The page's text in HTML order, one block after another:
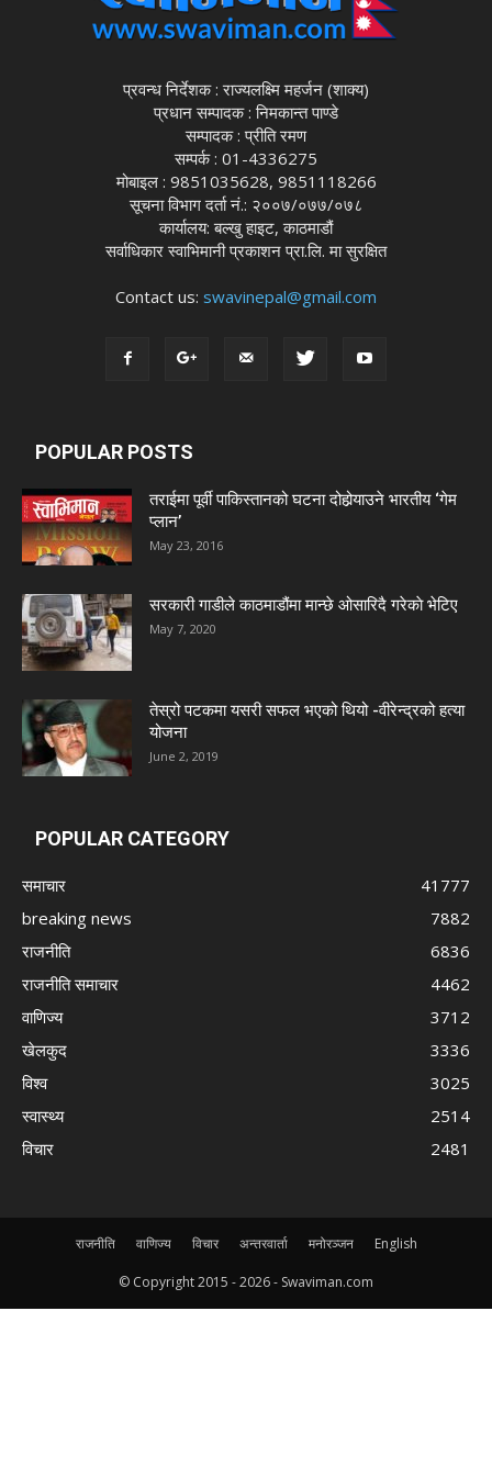
प्रवन्ध निर्देशक : राज्यलक्ष्मि महर्जन (शाक्य)
प्रधान सम्पादक : निमकान्त पाण्डे
सम्पादक : प्रीति रमण
सम्पर्क : 01-4336275
मोबाइल : 9851035628, 9851118266
सूचना विभाग दर्ता नं.: २००७/०७७/०७८
कार्यालय: बल्खु हाइट, काठमाडौं
सर्वाधिकार स्वाभिमानी प्रकाशन प्रा.लि. मा सुरक्षित
Contact us: swavinepal@gmail.com
POPULAR POSTS
तराईमा पूर्वी पाकिस्तानको घटना दोहोर्‍याउने भारतीय ‘गेम
प्लान’
May 23, 2016
सरकारी गाडीले काठमाडौंमा मान्छे ओसारिदै गरेकाे भेटिए
May 7, 2020
तेस्रो पटकमा यसरी सफल भएको थियो -वीरेन्द्रको हत्या
योजना
June 2, 2019
POPULAR CATEGORY
समाचार
41777
breaking news
7882
राजनीति
6836
राजनीति समाचार
4462
वाणिज्य
3712
खेलकुद
3336
विश्व
3025
स्वास्थ्य
2514
विचार
2481
राजनीति वाणिज्य विचार अन्तरवार्ता मनोरञ्जन English
© Copyright 2015 -2026 - Swaviman.com